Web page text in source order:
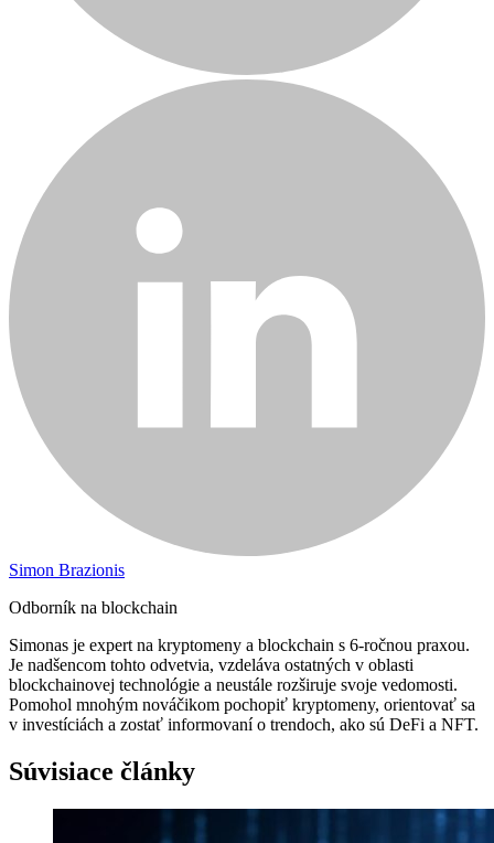
Simon Brazionis
Odborník na blockchain
Simonas je expert na kryptomeny a blockchain s 6-ročnou praxou.
Je nadšencom tohto odvetvia, vzdeláva ostatných v oblasti
blockchainovej technológie a neustále rozširuje svoje vedomosti.
Pomohol mnohým nováčikom pochopiť kryptomeny, orientovať sa
v investíciách a zostať informovaní o trendoch, ako sú DeFi a NFT.
Súvisiace články